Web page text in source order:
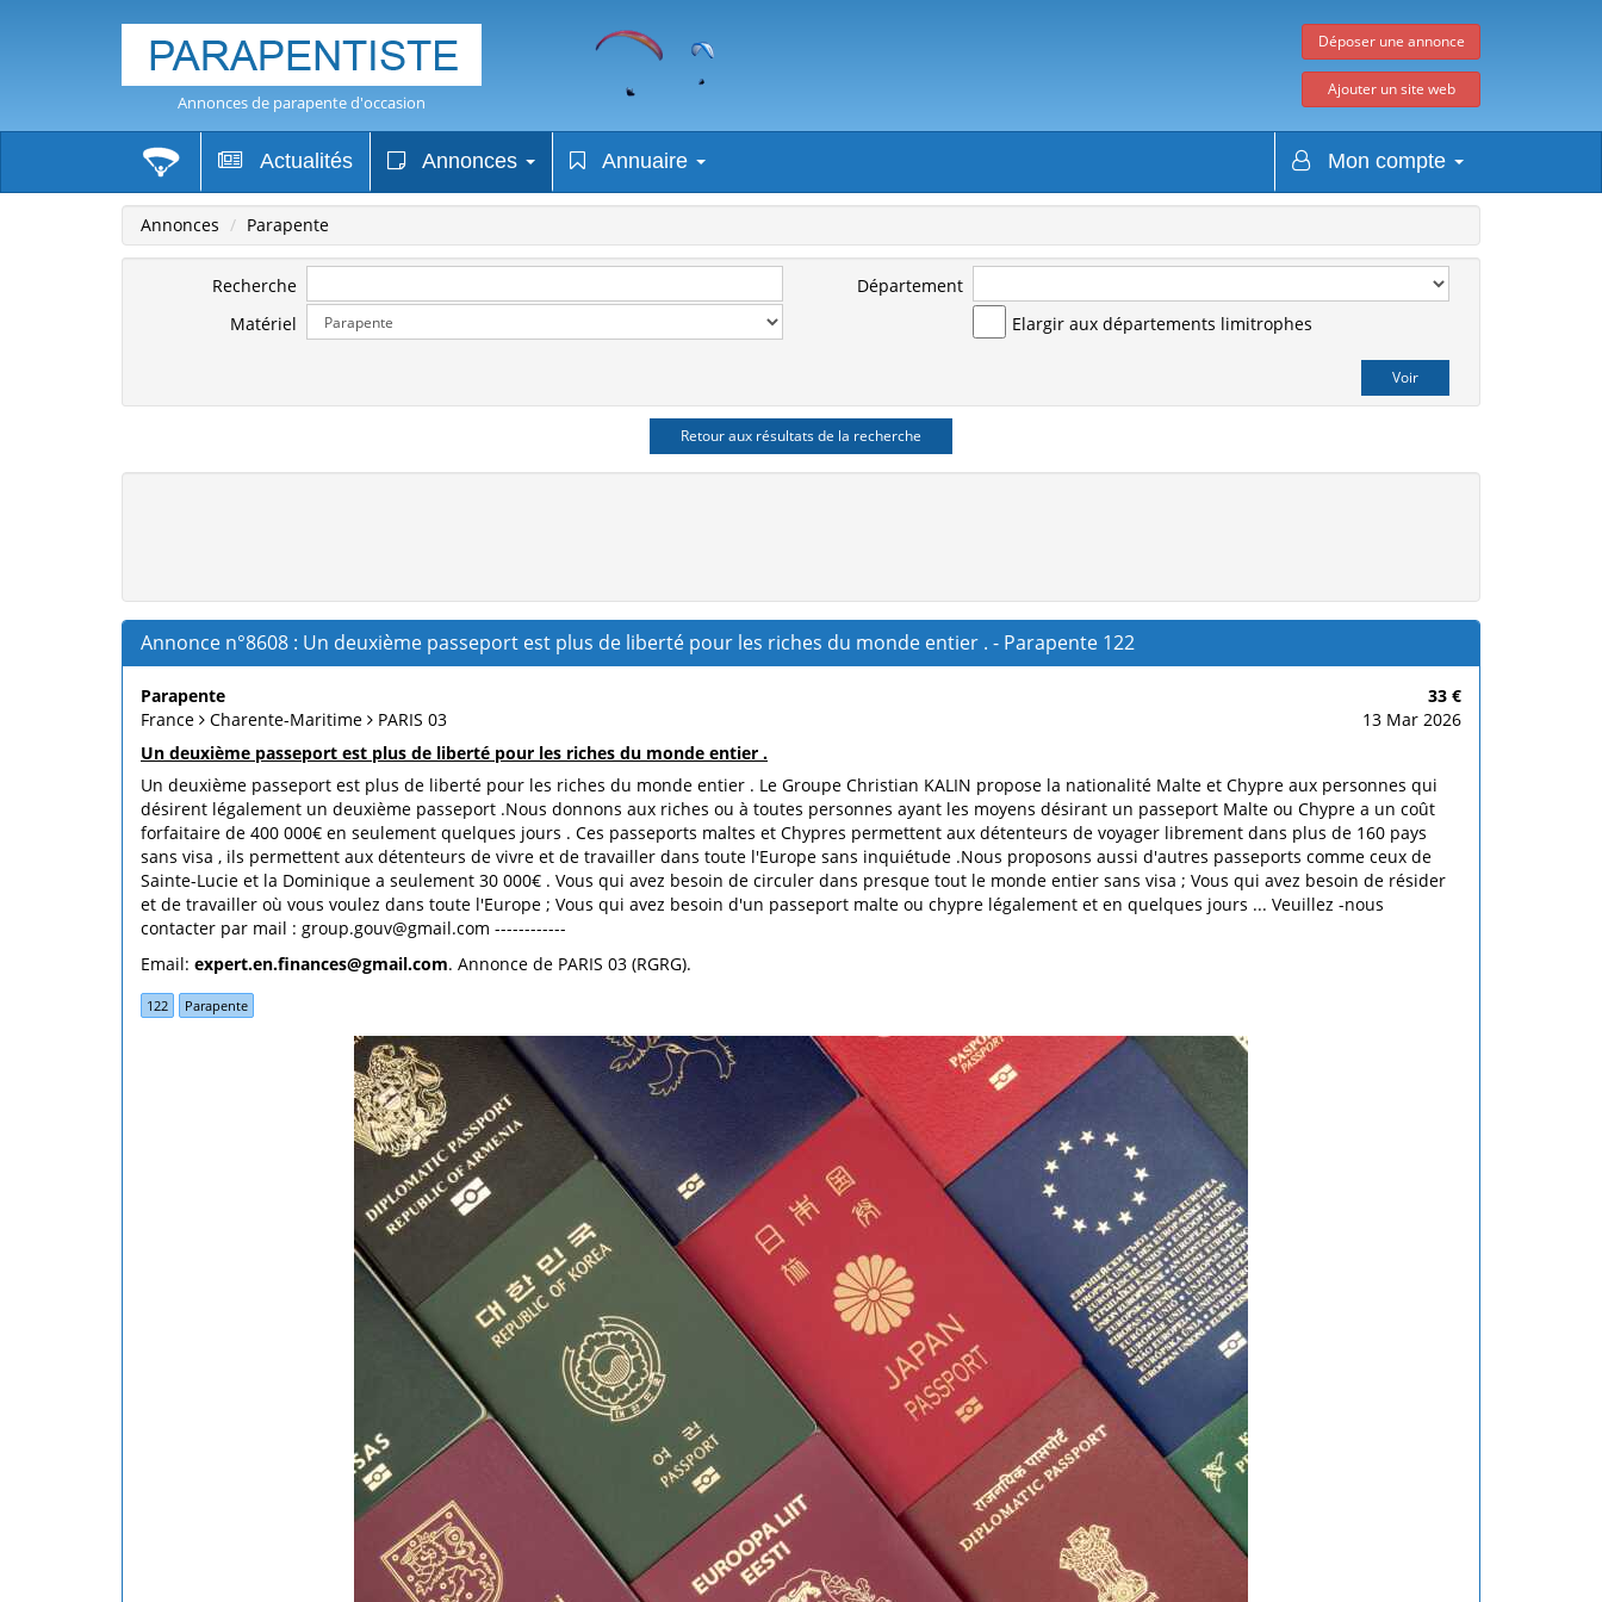
Annonces de parapente d'occasion
Déposer une annonce
Ajouter un site web
Actualités Annonces Annuaire Mon compte
Annonces Parapente
Recherche
Matériel
Département
Elargir aux départements limitrophes
Retour aux résultats de la recherche
Annonce n°8608 : Un deuxième passeport est plus de liberté pour les riches du monde entier . - Parapente 122
Parapente
33 €
France
Charente-Maritime PARIS 03
13 Mar 2026
Un deuxième passeport est plus de liberté pour les riches du monde entier .
Un deuxième passeport est plus de liberté pour les riches du monde entier . Le Groupe Christian KALIN propose la nationalité Malte et Chypre aux personnes qui
désirent légalement un deuxième passeport .Nous donnons aux riches ou à toutes personnes ayant les moyens désirant un passeport Malte ou Chypre a un coût
forfaitaire de 400 000€ en seulement quelques jours . Ces passeports maltes et Chypres permettent aux détenteurs de voyager librement dans plus de 160 pays
sans visa , ils permettent aux détenteurs de vivre et de travailler dans toute l'Europe sans inquiétude .Nous proposons aussi d'autres passeports comme ceux de
Sainte-Lucie et la Dominique a seulement 30 000€ . Vous qui avez besoin de circuler dans presque tout le monde entier sans visa ; Vous qui avez besoin de résider
et de travailler où vous voulez dans toute l'Europe ; Vous qui avez besoin d'un passeport malte ou chypre légalement et en quelques jours ... Veuillez -nous
contacter par mail : group.gouv@gmail.com ------------
Email: expert.en.finances@gmail.com. Annonce de PARIS 03 (RGRG).
122 Parapente